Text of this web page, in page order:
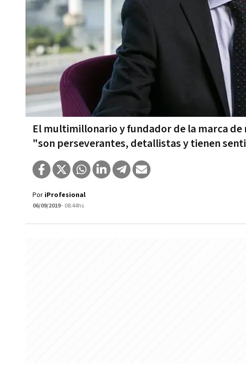
El multimillonario y fundador de la marca de
"son perseverantes, detallistas y tienen
Por iProfesional
06/09/2019- 08:44hs